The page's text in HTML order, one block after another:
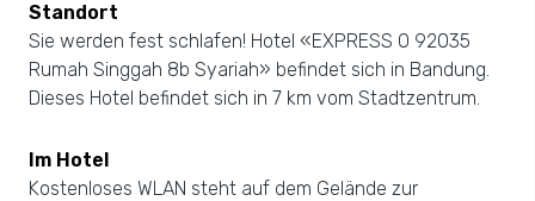
Standort
Sie werden fest schlafen! Hotel «EXPRESS O 92035
Rumah Singgah 8b Syariah» befindet sich in Bandung.
Dieses Hotel befindet sich in 7 km vom Stadtzentrum.
Im Hotel
Kostenloses WLAN steht auf dem Gelände zur